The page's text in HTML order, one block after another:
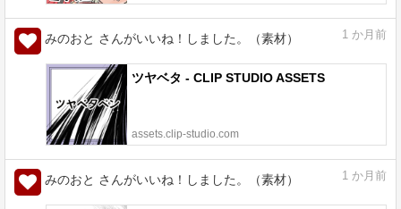
みのおと さんがいいね！しました。（素材） 1 か月前
ツヤベタ - CLIP STUDIO ASSETS
assets.clip-studio.com
みのおと さんがいいね！しました。（素材） 1 か月前